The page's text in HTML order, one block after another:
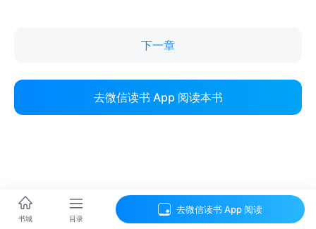
下一章
去微信读书 App 阅读本书
书城 目录
去微信读书 App 阅读